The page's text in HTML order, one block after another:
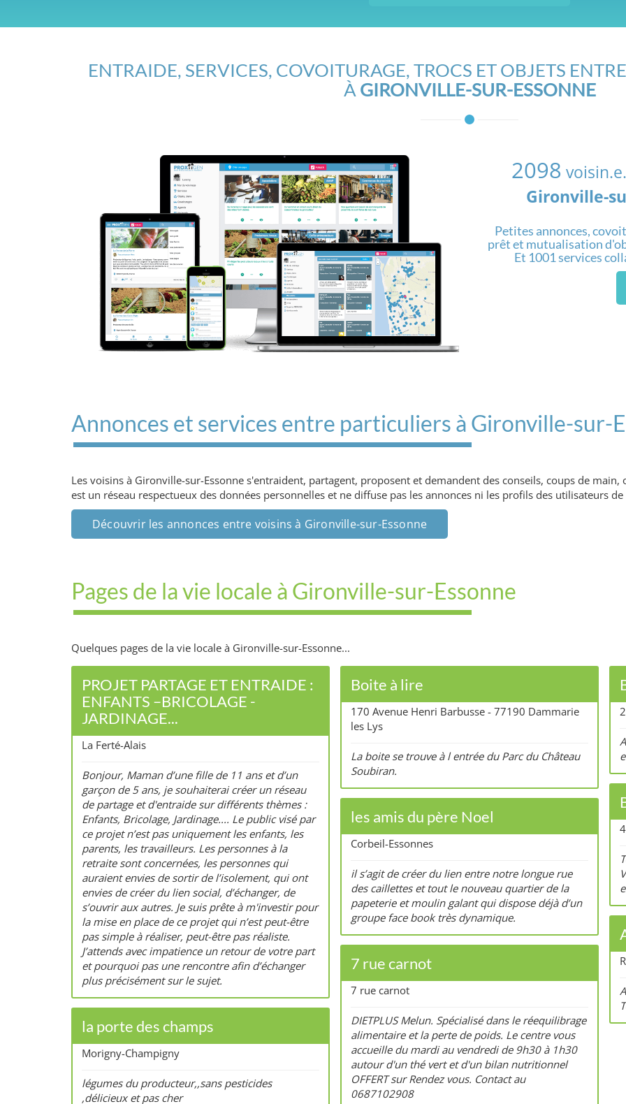
ENTRAIDE, SERVICES, COVOITURAGE, TROCS ET OBJETS
À GIRONVILLE-SUR-ESSONNE
2098
Gironville-
Petites annonces,
prêt et mutualisation
Et 1001 services
Annonces et services entre particuliers à Gironville-sur-
Les voisins à Gironville-sur-Essonne s'entraident, partagent, proposent et demandent des conseils, coups de main,
est un réseau respectueux des données personnelles et ne diffuse pas les annonces ni les profils des utilisateurs
Découvrir les annonces entre voisins à Gironville-sur-Essonne
Pages de la vie locale à Gironville-sur-Essonne
Quelques pages de la vie locale à Gironville-sur-Essonne...
PROJET PARTAGE ET ENTRAIDE :
ENFANTS –BRICOLAGE -
JARDINAGE...
La Ferté-Alais
Bonjour, Maman d’une fille de 11 ans et d’un
garçon de 5 ans, je souhaiterai créer un réseau
de partage et d'entraide sur différents thèmes :
Enfants, Bricolage, Jardinage.... Le public visé par
ce projet n’est pas uniquement les enfants, les
parents, les travailleurs. Les personnes à la
retraite sont concernées, les personnes qui
auraient envies de sortir de l’isolement, qui ont
envies de créer du lien social, d’échanger, de
s’ouvrir aux autres. Je suis prête à m'investir pour
la mise en place de ce projet qui n’est peut-être
pas simple à réaliser, peut-être pas réaliste.
J’attends avec impatience un retour de votre part
et pourquoi pas une rencontre afin d’échanger
plus précisément sur le sujet.
la porte des champs
Morigny-Champigny
légumes du producteur,,sans pesticides
,délicieux et pas cher
Boite à lire
170 Avenue Henri Barbusse - 77190 Dammarie
les Lys
La boite se trouve à l entrée du Parc du Château
Soubiran.
les amis du père Noel
Corbeil-Essonnes
il s’agit de créer du lien entre notre longue rue
des caillettes et tout le nouveau quartier de la
papeterie et moulin galant qui dispose déjà d’un
groupe face book très dynamique.
7 rue carnot
7 rue carnot
DIETPLUS Melun. Spécialisé dans le réequilibrage
alimentaire et la perte de poids. Le centre vous
accueille du mardi au vendredi de 9h30 à 1h30
autour d'un thé vert et d'un bilan nutritionnel
OFFERT sur Rendez vous. Contact au
0687102908